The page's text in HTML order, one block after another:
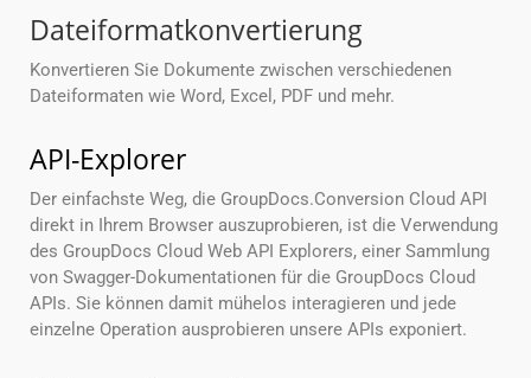
Dateiformatkonvertierung
Konvertieren Sie Dokumente zwischen verschiedenen
Dateiformaten wie Word, Excel, PDF und mehr.
API-Explorer
Der einfachste Weg, die GroupDocs.Conversion Cloud API
direkt in Ihrem Browser auszuprobieren, ist die Verwendung
des GroupDocs Cloud Web API Explorers, einer Sammlung
von Swagger-Dokumentationen für die GroupDocs Cloud
APIs. Sie können damit mühelos interagieren und jede
einzelne Operation ausprobieren unsere APIs exponiert.